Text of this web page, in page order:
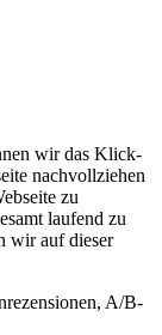
wir das Klick-
nachvollziehen
zu
laufend zu
wir auf dieser
A/B-